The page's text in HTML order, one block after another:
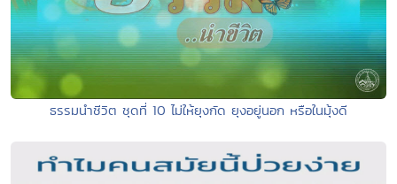
ธรรมนำชีวิต ชุดที่ 10 ไม่ให้ยุงกัด ยุงอยู่นอก หรือในมุ้งดี